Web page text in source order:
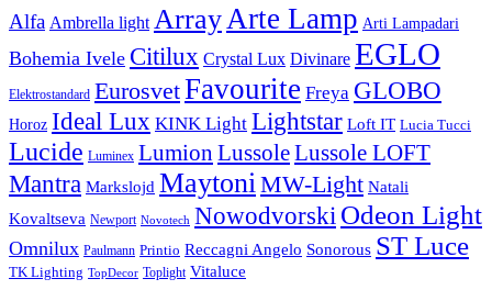
Alfa Ambrella light Array Arte Lamp Arti Lampadari
Bohemia Ivele Citilux Crystal Lux Divinare EGLO
Elektrostandard EurosvetFavourite Freya GLOBO
Horoz Ideal Lux KINK Light Lightstar Loft IT Lucia Tucci
Lucide Luminex Lumion LussoleLussole LOFT
Mantra Markslojd Maytoni MW-Light Natali
Kovaltseva Newport Novotech Nowodvorski Odeon Light
Omnilux Paulmann Printio Reccagni Angelo Sonorous ST Luce
TK Lighting TopDecor Toplight Vitaluce